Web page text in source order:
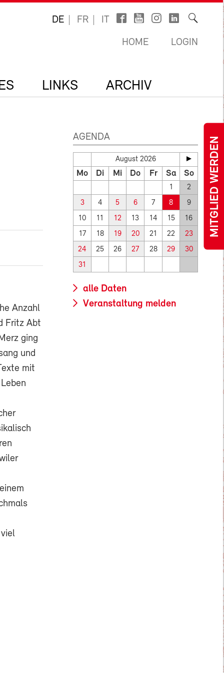
MITGLIED WERDEN
DE FR IT
HOME LOGIN
LINKS ARCHIV
Anzahl
Fritz Abt
ging
und
mit
AGENDA
August 2026
Mo Di Mi Do Fr Sa So
1 2
3 4 5 6 7 8 9
10 11 12 13 14 15 16
17 18 19 20 21 22 23
24 25 26 27 28 29 30
31
alle Daten
Veranstaltung melden